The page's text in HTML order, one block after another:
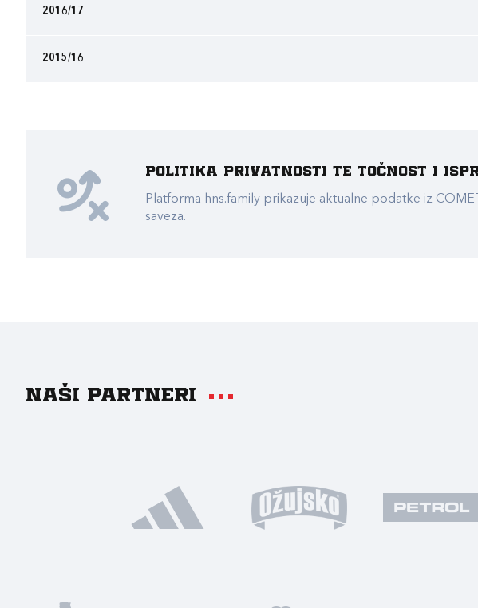
2016/17
2015/16
Politika privatnosti te točnost i
Platforma hns.family prikazuje aktualne podatke iz
saveza.
Naši partneri